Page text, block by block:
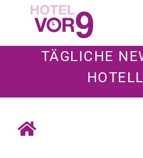
TÄGLICHE